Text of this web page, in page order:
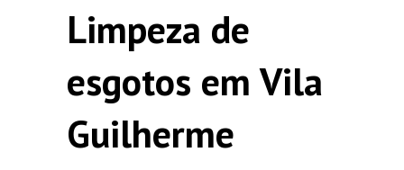
Limpeza de
esgotos em Vila
Guilherme